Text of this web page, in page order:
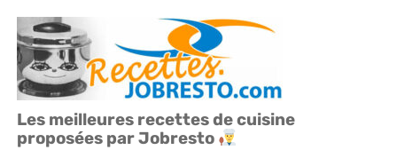
Aller
au
contenu
Les meilleures recettes de cuisine
proposées par Jobresto